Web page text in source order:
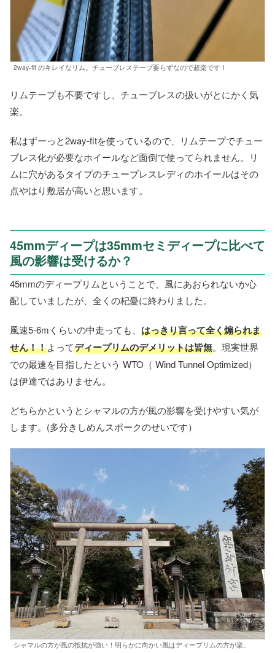
2way-fit のキレイなリム。チューブレステープ要らずなので超楽です！
リムテープも不要ですし、チューブレスの扱いがとにかく気
楽。
私はずーっと2way-fitを使っているので、リムテープでチュー
ブレス化が必要なホイールなど面倒で使ってられません。リ
ムに穴があるタイプのチューブレスレディのホイールはその
点やはり敷居が高いと思います。
45mmディープは35mmセミディープに比べて
風の影響は受けるか？
45mmのディープリムということで、風にあおられないか心
配していましたが、全くの杞憂に終わりました。
風速5-6mくらいの中走っても、 はっきり言って全く煽られま
せん！！よってディープリムのデメリットは皆無。現実世界
での最速を目指したという WTO（ Wind Tunnel Optimized）
は伊達ではありません。
どちらかというとシャマルの方が風の影響を受けやすい気が
します。(多分きしめんスポークのせいです）
シャマルの方が風の抵抗が強い！明らかに向かい風はディープリムの方が楽。